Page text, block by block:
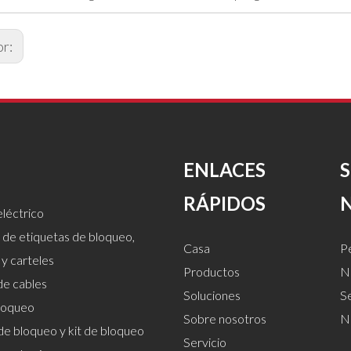
etiquetas de bloqueo,
carteles
cables
bloqueo y kit de bloqueo
ENLACES
RÁPIDOS
Casa
Productos
Soluciones
Sobre nosotros
Servicio